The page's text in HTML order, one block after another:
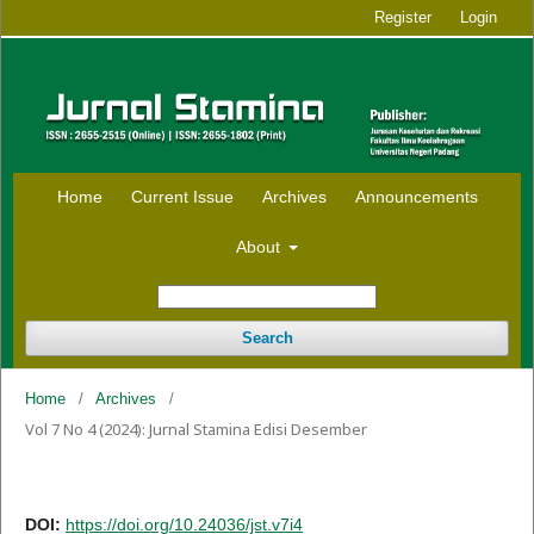
Home Current Issue Archives Announcements
About
Search
Register Login
Home / Archives /
Vol 7 No 4 (2024): Jurnal Stamina Edisi Desember
DOI: https://doi.org/10.24036/jst.v7i4